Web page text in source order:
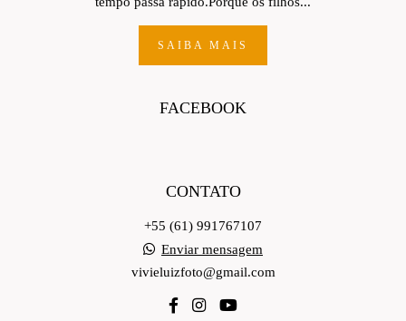
SAIBA MAIS
FACEBOOK
CONTATO
+55 (61) 991767107
Enviar mensagem
vivieluizfoto@gmail.com